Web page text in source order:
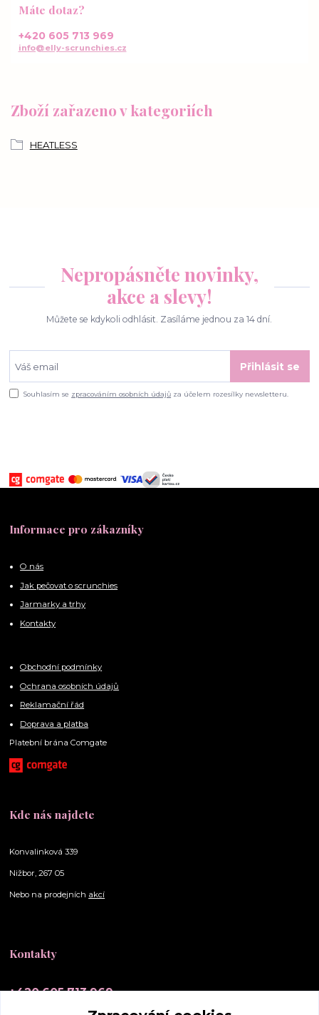
Zboží zařazeno v kategoriích
HEATLESS
Máte dotaz?
+420 605 713 969
info@elly-scrunchies.cz
Nepropásněte novinky,
akce a slevy!
Můžete se kdykoli odhlásit. Zasíláme jednou za 14 dní.
Přihlásit se
Souhlasím se zpracováním osobních údajů za účelem rozesílky newsletteru.
Informace pro zákazníky
O nás
Jak pečovat o scrunchies
Jarmarky a trhy
Kontakty
Obchodní podmínky
Ochrana osobních údajů
Reklamační řád
Doprava a platba
Platební brána Comgate
Kde nás najdete
Konvalinková 339
Nižbor, 267 05
Nebo na prodejních akcí
Kontakty
+420 605 713 969